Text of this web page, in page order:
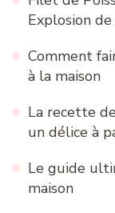
Explosion
Comment
à la maison
La recette
un délice à
Le guide
maison